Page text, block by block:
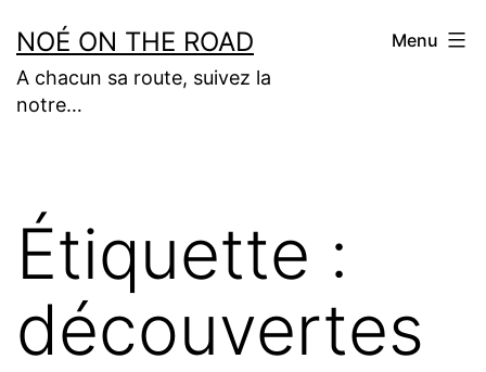
au
contenu
NOÉ ON THE ROAD
A chacun sa route, suivez la
notre…
Menu
Étiquette :
découvertes